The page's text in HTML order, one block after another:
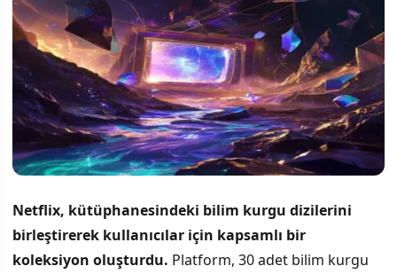
Netflix, kütüphanesindeki bilim kurgu dizilerini
birleştirerek kullanıcılar için kapsamlı bir
koleksiyon oluşturdu. Platform, 30 adet bilim kurgu